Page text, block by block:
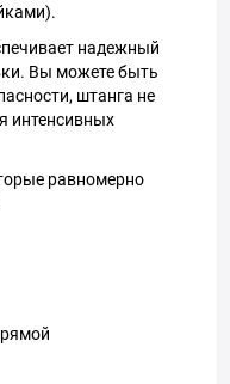
надежный
Вы можете быть
штанга не
интенсивных
равномерно